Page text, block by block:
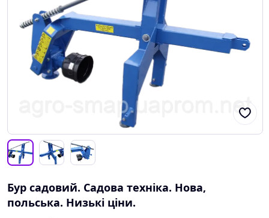
Бур садовий. Садова техніка. Нова,
польська. Низькі ціни.